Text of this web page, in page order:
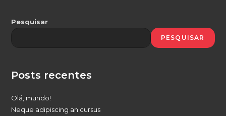
Pesquisar
PESQUISAR
Posts recentes
Olá, mundo!
Neque adipiscing an cursus